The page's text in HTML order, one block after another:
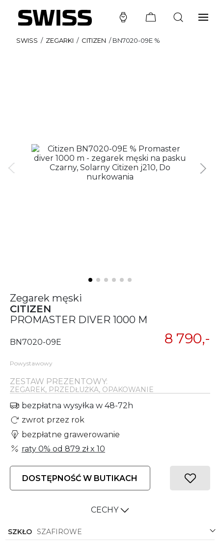
SWISS / ZEGARKI / CITIZEN /BN7020-09E %
Zegarek męski
CITIZEN
PROMASTER DIVER 1000 M
BN7020-09E
Powystawowy
8 790,-
ZESTAW PREZENTOWY:
ZEGAREK, PRZEDŁUŻKA, OPAKOWANIE
bezpłatna wysyłka w 48-72h
zwrot przez rok
bezpłatne grawerowanie
raty 0% od 879 złx 10
DOSTĘPNOŚĆ W BUTIKACH
CECHY
SZKŁO SZAFIROWE